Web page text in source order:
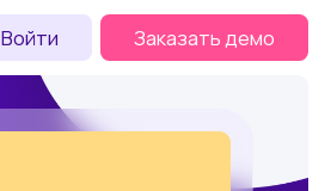
Войти Заказать демо